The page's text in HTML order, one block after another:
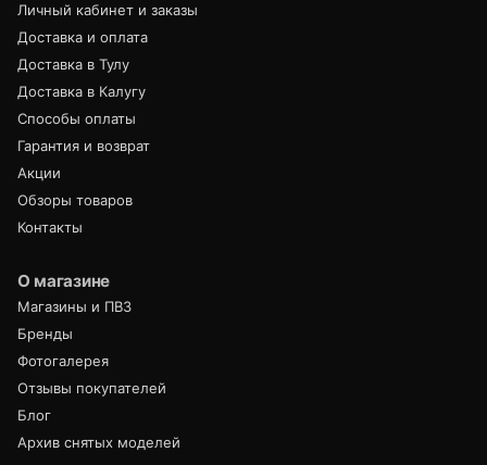
Личный кабинет и заказы
Доставка и оплата
Доставка в Тулу
Доставка в Калугу
Способы оплаты
Гарантия и возврат
Акции
Обзоры товаров
Контакты
О магазине
Магазины и ПВЗ
Бренды
Фотогалерея
Отзывы покупателей
Блог
Архив снятых моделей